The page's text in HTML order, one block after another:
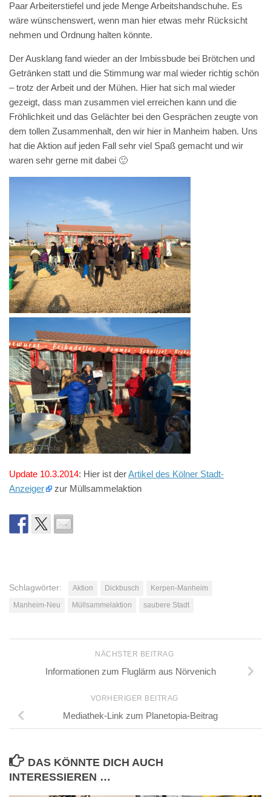
Paar Arbeiterstiefel und jede Menge Arbeitshandschuhe. Es
wäre wünschenswert, wenn man hier etwas mehr Rücksicht
nehmen und Ordnung halten könnte.
Der Ausklang fand wieder an der Imbissbude bei Brötchen und
Getränken statt und die Stimmung war mal wieder richtig schön
– trotz der Arbeit und der Mühen. Hier hat sich mal wieder
gezeigt, dass man zusammen viel erreichen kann und die
Fröhlichkeit und das Gelächter bei den Gesprächen zeugte von
dem tollen Zusammenhalt, den wir hier in Manheim haben. Uns
hat die Aktion auf jeden Fall sehr viel Spaß gemacht und wir
waren sehr gerne mit dabei 🙂
Update 10.3.2014: Hier ist derArtikel des Kölner Stadt-
Anzeiger
zur Müllsammelaktion
Schlagwörter: Aktion Dickbusch
Kerpen-Manheim
Manheim-Neu
Müllsammelaktion saubere Stadt
NÄCHSTER BEITRAG
Informationen zum Fluglärm aus Nörvenich
VORHERIGER BEITRAG
Mediathek-Link zum Planetopia-Beitrag
DAS KÖNNTE DICH AUCH
INTERESSIEREN …